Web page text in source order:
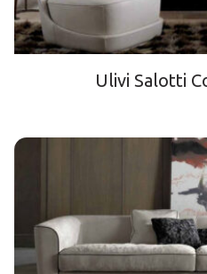
Ulivi Salotti